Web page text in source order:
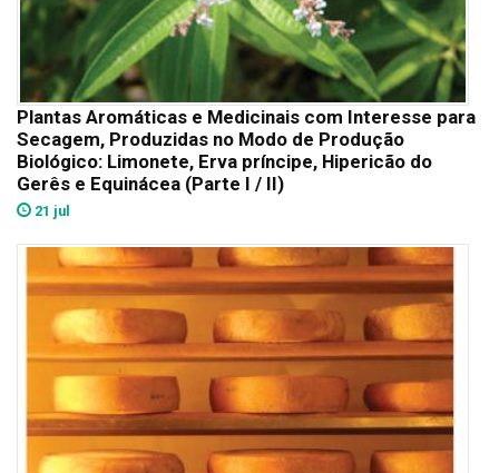
Plantas Aromáticas e Medicinais com Interesse para
Secagem, Produzidas no Modo de Produção
Biológico: Limonete, Erva príncipe, Hipericão do
Gerês e Equinácea (Parte I / II)
21 jul